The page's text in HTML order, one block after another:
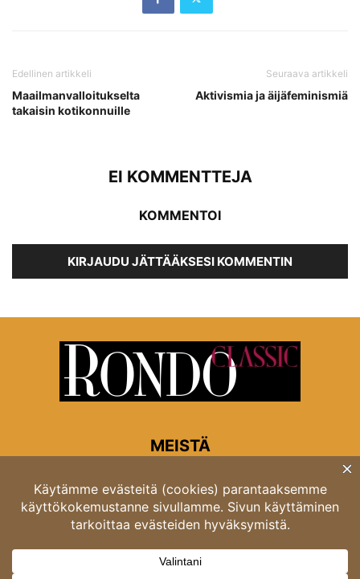
Edellinen artikkeli
Maailmanvalloitukselta
takaisin kotikonnuille
Seuraava artikkeli
Aktivismia ja äijäfeminismiä
EI KOMMENTTEJA
KOMMENTOI
KIRJAUDU JÄTTÄÄKSESI KOMMENTIN
MEISTÄ
Rondon toimitus
Opastinsilta 6A 00520 Helsinki
Asiakaspalvelu: puh. 03 4246 5318
asiakaspalvelu@rondo.fi
Ota meihin yhteyttä:toimitus@rondo.fi